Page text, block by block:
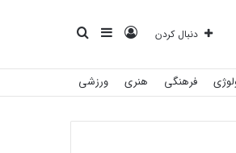
برای
سایدبار ورود دنبال کردن
فرهنگی هنری ورزشی